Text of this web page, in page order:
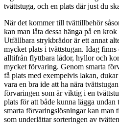
tvättstuga, och en plats där just du
När det kommer till tvättillbehör
kan man låta dessa hänga på en
Utfällbara strykbrädor är ett annat
mycket plats i tvättstugan. Idag
alltifrån flyttbara lådor, hyllor och
mycket förvaring. Genom smarta
få plats med exempelvis lakan,
vara en bra ide att ha nära
förvaringen som är viktig i en
plats för att både kunna lägga
smarta förvaringslösningar kan man
som underlättar sorteringen av